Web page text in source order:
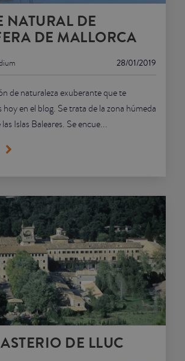
NATURAL DE
DE MALLORCA
28/01/2019
de naturaleza exuberante que te
en el blog. Se trata de la zona húmeda
Islas Baleares. Se encue...
DE LLUC